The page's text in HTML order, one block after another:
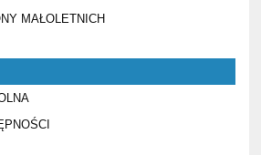
MAŁOLETNICH